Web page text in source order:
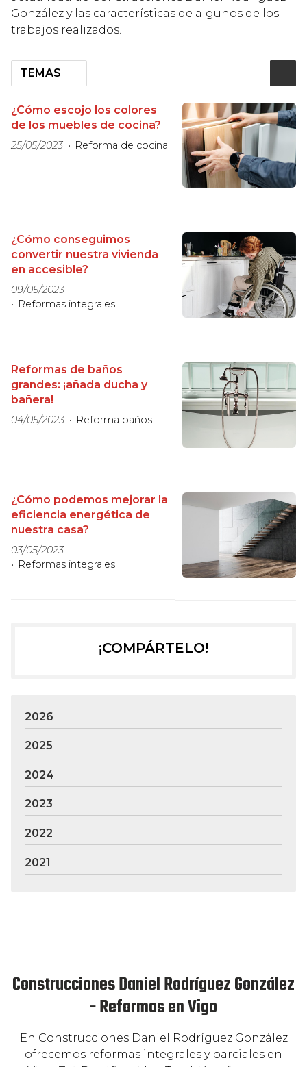
González y las características de algunos de los
trabajos realizados.
TEMAS
¿Cómo escojo los colores
de los muebles de cocina?
25/05/2023 Reforma de cocina
¿Cómo conseguimos
convertir nuestra vivienda
en accesible?
09/05/2023
Reformas integrales
Reformas de baños
grandes: ¡añada ducha y
bañera!
04/05/2023 Reforma baños
¿Cómo podemos mejorar la
eficiencia energética de
nuestra casa?
03/05/2023
Reformas integrales
¡COMPÁRTELO!
2026
2025
2024
2023
2022
2021
Construcciones Daniel Rodríguez González
- Reformas en Vigo
En Construcciones Daniel Rodríguez González
ofrecemos reformas integrales y parciales en